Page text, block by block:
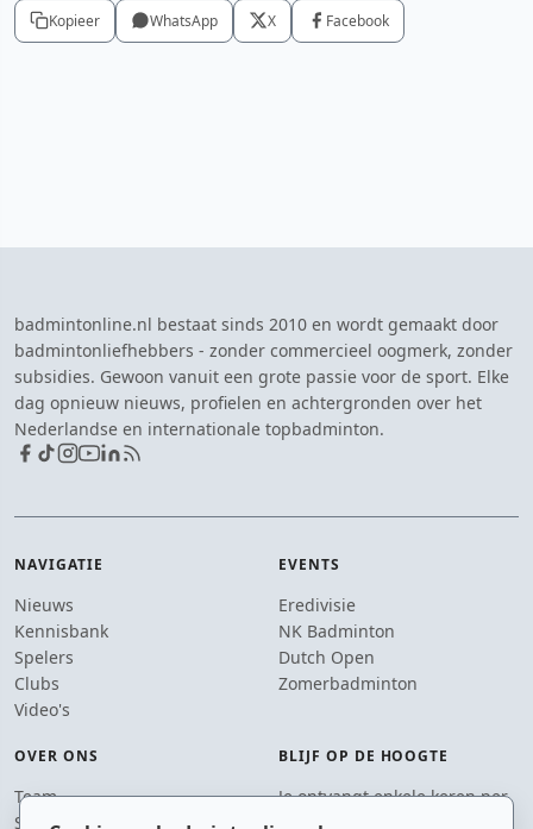
Kopieer WhatsApp X Facebook
badmintonline.nl bestaat sinds 2010 en wordt gemaakt door
badmintonliefhebbers - zonder commercieel oogmerk, zonder
subsidies. Gewoon vanuit een grote passie voor de sport. Elke
dag opnieuw nieuws, profielen en achtergronden over het
Nederlandse en internationale topbadminton.
NAVIGATIE
Nieuws
Kennisbank
Spelers
Clubs
Video's
EVENTS
Eredivisie
NK Badminton
Dutch Open
Zomerbadminton
OVER ONS
Team
Supporters
BLIJF OP DE HOOGTE
Je ontvangt enkele keren per
jaar een e-mail met het